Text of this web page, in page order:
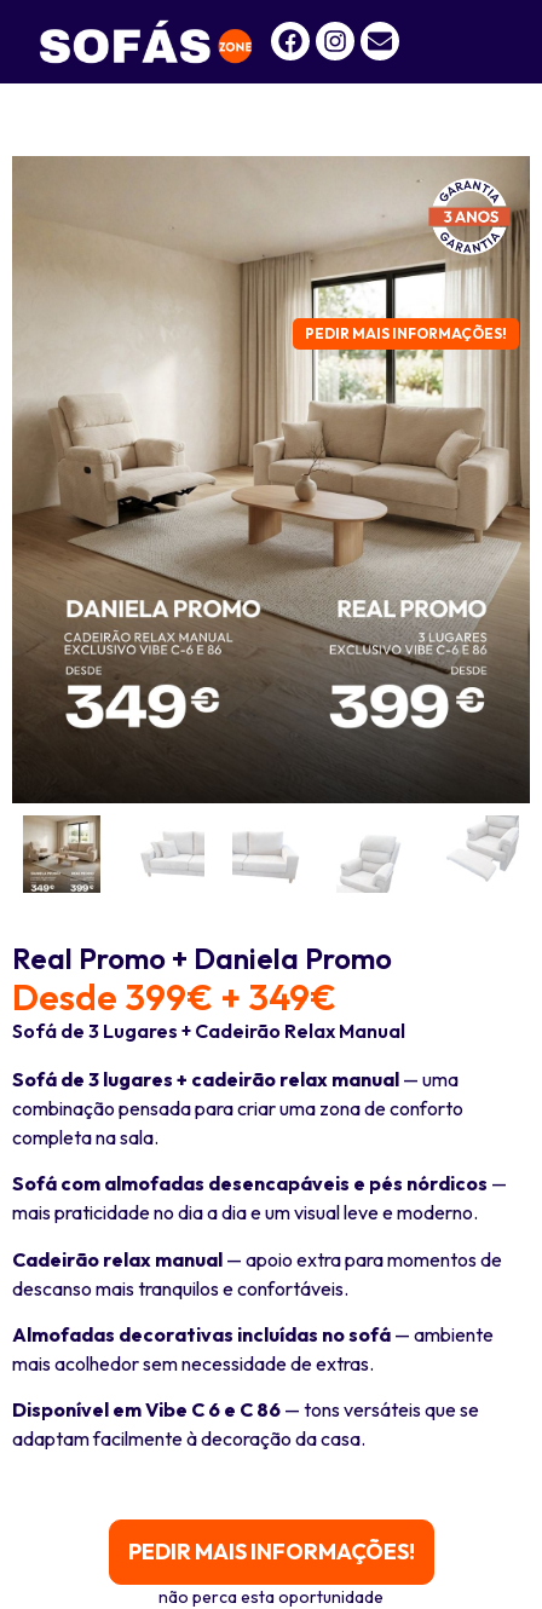
PEDIR MAIS INFORMAÇÕES!
Real Promo + Daniela Promo
Desde 399€ + 349€
Sofá de 3 Lugares + Cadeirão Relax Manual
Sofá de 3 lugares + cadeirão relax manual — uma
combinação pensada para criar uma zona de conforto
completa na sala.
Sofá com almofadas desencapáveis e pés nórdicos —
mais praticidade no dia a dia e um visual leve e moderno.
Cadeirão relax manual — apoio extra para momentos de
descanso mais tranquilos e confortáveis.
Almofadas decorativas incluídas no sofá — ambiente
mais acolhedor sem necessidade de extras.
Disponível em Vibe C 6 e C 86 — tons versáteis que se
adaptam facilmente à decoração da casa.
PEDIR MAIS INFORMAÇÕES!
não perca esta oportunidade